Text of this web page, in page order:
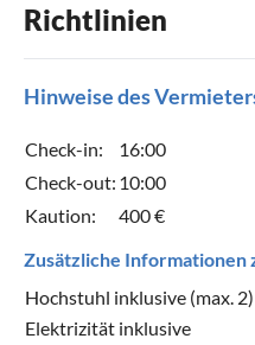
Richtlinien
Hinweise des
Check-in:
16:00
Check-out: 10:00
Kaution:
400 €
Zusätzliche Informationen
Hochstuhl inklusive (max. 2)
Elektrizität inklusive